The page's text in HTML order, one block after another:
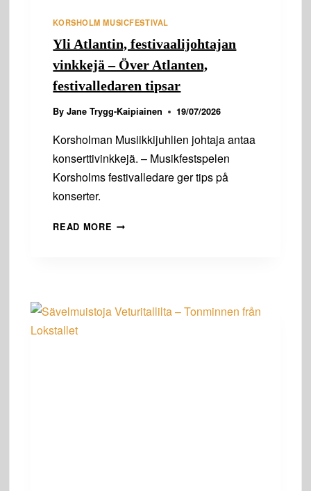
KORSHOLM MUSICFESTIVAL
Yli Atlantin, festivaalijohtajan
vinkkejä – Över Atlanten,
festivalledaren tipsar
By Jane Trygg-Kaipiainen 19/07/2026
Korsholman Musiikkijuhlien johtaja antaa
konserttivinkkejä. – Musikfestspelen
Korsholms festivalledare ger tips på
konserter.
READ MORE YLI
ATLANTEN,